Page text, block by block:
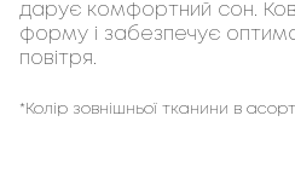
дарує комфортний сон.
форму і забезпечує
повітря.
*Колір зовнішньої тканини в